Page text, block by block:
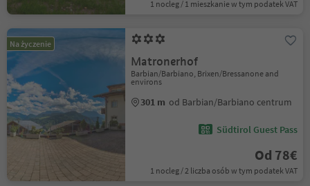
1 nocleg / 1 mieszkanie w tym podatek VAT
Na życzenie
Matronerhof
Barbian/Barbiano, Brixen/Bressanone and
environs
301 m od Barbian/Barbiano centrum
Südtirol Guest Pass
Od 78€
1 nocleg / 2 liczba osób w tym podatek VAT